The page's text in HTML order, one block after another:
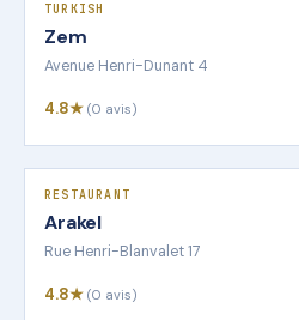
TURKISH
Zem
Avenue Henri-Dunant 4
4.8★ (0 avis)
RESTAURANT
Arakel
Rue Henri-Blanvalet 17
4.8★ (0 avis)